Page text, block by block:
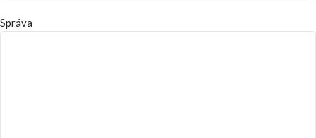
Správa